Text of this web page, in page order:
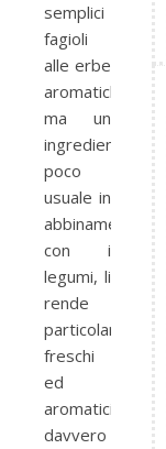
semplici
fagioli
alle erbe
aromatiche
ma un
ingrediente
poco
usuale in
abbinamento
con i
legumi, li
rende
particolarmente
freschi
ed
aromatici:
davvero